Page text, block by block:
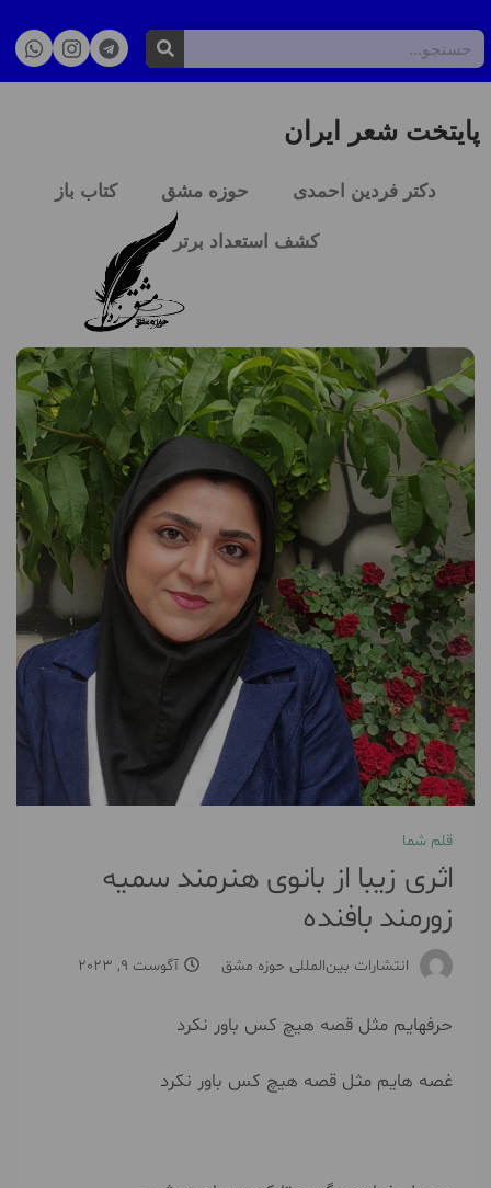
پایتخت شعر ایران
دکتر فردین احمدی حوزه مشق کتاب باز
کشف استعداد برتر
قلم شما
اثری زیبا از بانوی هنرمند سمیه
زورمند بافنده
انتشارات بین‌المللی حوزه مشق آگوست 9, 2023
حرفهایم مثل قصه هیچ کس باور نکرد
غصه هایم مثل قصه هیچ کس باور نکرد